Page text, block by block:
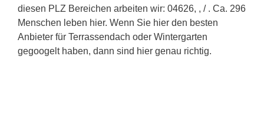
diesen PLZ Bereichen arbeiten wir: 04626, , / . Ca. 296
Menschen leben hier. Wenn Sie hier den besten
Anbieter für Terrassendach oder Wintergarten
gegoogelt haben, dann sind hier genau richtig.